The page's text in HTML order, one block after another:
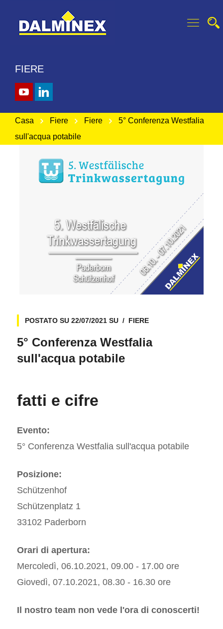
FIERE
Casa Fiere Fiere
5° Conferenza Westfalia
sull'acqua potabile
POSTATO SU 22/07/2021SU FIERE
5° Conferenza Westfalia
sull'acqua potabile
fatti e cifre
Evento:
5° Conferenza Westfalia sull'acqua potabile
Posizione:
Schützenhof
Schützenplatz 1
33102 Paderborn
Orari di apertura:
Mercoledì, 06.10.2021, 09.00 - 17.00 ore
Giovedì, 07.10.2021, 08.30 - 16.30 ore
Il nostro team non vede l'ora di conoscerti!